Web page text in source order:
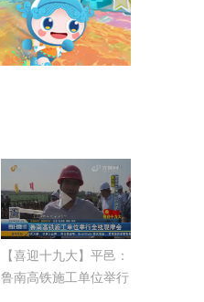
【喜迎十九大】平邑：
鲁南高铁施工单位举行